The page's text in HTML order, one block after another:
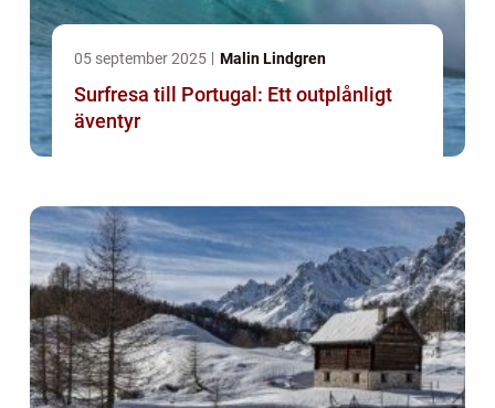
05 september 2025 Malin Lindgren
Surfresa till Portugal: Ett outplånligt
äventyr